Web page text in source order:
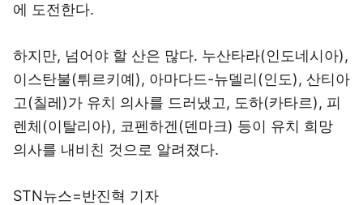
에 도전한다.
하지만, 넘어야 할 산은 많다. 누산타라(인도네시아),
이스탄불(튀르키예), 아마다드-뉴델리(인도), 산티아
고(칠레)가 유치 의사를 드러냈고, 도하(카타르), 피
렌체(이탈리아), 코펜하겐(덴마크) 등이 유치 희망
의사를 내비친 것으로 알려졌다.
STN뉴스=반진혁 기자